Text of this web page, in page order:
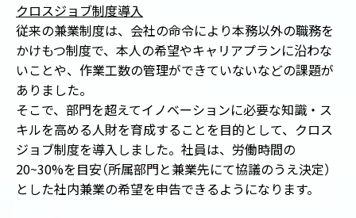
クロスジョブ制度導入
従来の兼業制度は、会社の命令により本務以外の職務を
かけもつ制度で、本人の希望やキャリアプランに沿わな
いことや、作業工数の管理ができていないなどの課題が
ありました。
そこで、部門を超えてイノベーションに必要な知識・ス
キルを高める人財を育成することを目的として、クロス
ジョブ制度を導入しました。社員は、労働時間の
20~30%を目安（所属部門と兼業先にて協議のうえ決定）
とした社内兼業の希望を申告できるようになります。